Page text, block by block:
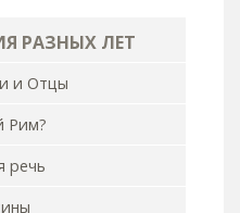
РАЗНЫХ ЛЕТ
и Отцы
Рим?
речь